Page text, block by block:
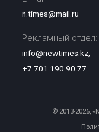
n.times@mail.ru
Рекламный отдел:
info@newtimes.kz,
+7 701 190 90 77
© 2013-2026,